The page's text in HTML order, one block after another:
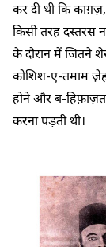
कर दी थी कि
किसी तरह दस्तरस
के दौरान में जितने
कोशिश-ए-तमाम
होने और ब-
करना पड़ती थी।